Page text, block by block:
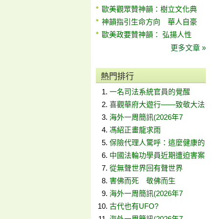
歐美觀眾贊神韻：樹立文化典
神韻指引生命方向 華人自豪
歐美政要贊神韻： 弘揚人性
更多文章 »
熱門排行
一名司法系統官員的覺醒
喜觀華府大遊行——致敬大法
海外一周簡訊(2026年7
馮紹正畫龍求雨
保險代理人驚呼：這麼健康的
中國法輪功學員近期遭迫害案
從無聲世界回有聲世界
害佛而死 敬佛而生
海外一周簡訊(2026年7
古代也有UFO?